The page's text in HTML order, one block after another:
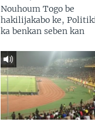
Nouhoum Togo be
hakilijakabo ke,
ka benkan seben kan